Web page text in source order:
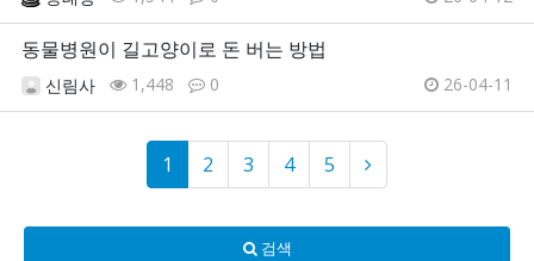
동물병원이 길고양이로 돈 버는 방법
신림사 1,448 0 26-04-11
1 2 3 4 5
검색